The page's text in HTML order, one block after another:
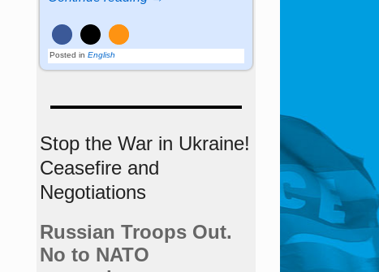
Posted in English
Stop the War in Ukraine!
Ceasefire and
Negotiations
Russian Troops Out.
No to NATO